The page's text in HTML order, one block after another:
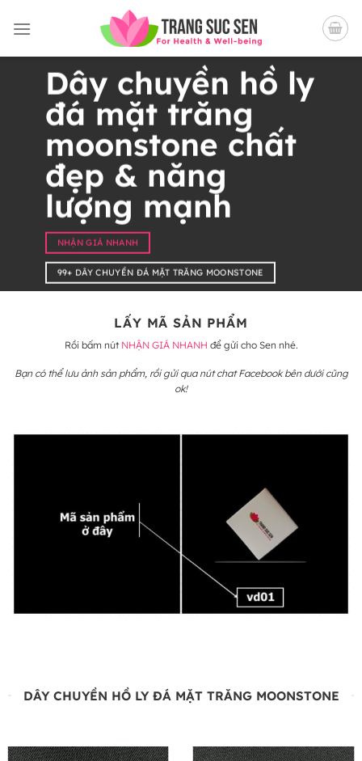
qua
Dây chuyền hồ ly
đá mặt trăng
moonstone chất
đẹp & năng
lượng mạnh
NHẬN GIÁ NHANH
99+ DÂY CHUYỀN ĐÁ MẶT TRĂNG MOONSTONE
LẤY MÃ SẢN PHẨM
Rồi bấm nút NHẬN GIÁ NHANH để gửi cho Sen nhé.
Bạn có thể lưu ảnh sản phẩm, rồi gửi qua nút chat Facebook bên dưới cũng
ok!
DÂY CHUYỀN HỒ LY ĐÁ MẶT TRĂNG MOONSTONE